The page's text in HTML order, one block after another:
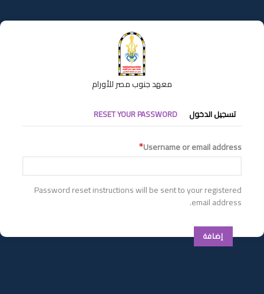
إلى
المحتوى
معهد جنوب مصر للأورام
التبويبات
الأساسية
تسجيل الدخول RESET YOUR PASSWORD
Username or email address
Password reset instructions will be sent to your registered
email address.